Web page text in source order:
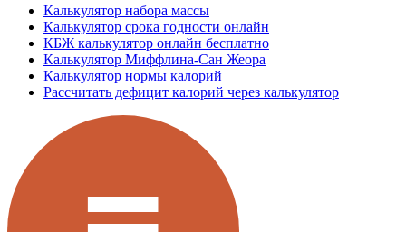
Калькулятор набора массы
Калькулятор срока годности онлайн
КБЖ калькулятор онлайн бесплатно
Калькулятор Миффлина-Сан Жеора
Калькулятор нормы калорий
Рассчитать дефицит калорий через калькулятор